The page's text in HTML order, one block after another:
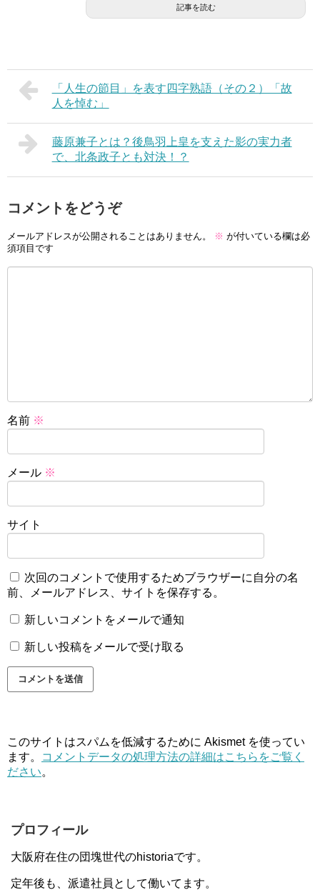
記事を読む
「人生の節目」を表す四字熟語（その２）「故
人を悼む」
藤原兼子とは？後鳥羽上皇を支えた影の実力者
で、北条政子とも対決！？
コメントをどうぞ
メールアドレスが公開されることはありません。 ※ が付いている欄は必
須項目です
名前 ※
メール ※
サイト
次回のコメントで使用するためブラウザーに自分の名
前、メールアドレス、サイトを保存する。
新しいコメントをメールで通知
新しい投稿をメールで受け取る
このサイトはスパムを低減するために Akismet を使ってい
ます。
コメントデータの処理方法の詳細はこちらをご覧く
ださい。
プロフィール
大阪府在住の団塊世代のhistoriaです。
定年後も、派遣社員として働いてます。